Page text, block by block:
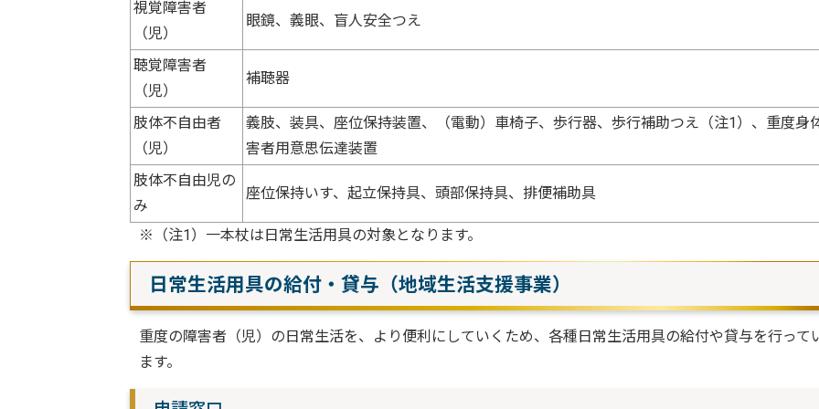
視覚障害者
（児）
眼鏡、義眼、盲人安全つえ
聴覚障害者
（児）
補聴器
肢体不自由者
（児）
義肢、装具、座位保持装置、（電動）車椅子、歩行器、歩行補助つえ（注1）、重度身
害者用意思伝達装置
肢体不自由児の
み
座位保持いす、起立保持具、頭部保持具、排便補助具
※（注1）一本杖は日常生活用具の対象となります。
日常生活用具の給付・貸与（地域生活支援事業）
重度の障害者（児）の日常生活を、より便利にしていくため、各種日常生活用具の給付や貸与を行って
ます。